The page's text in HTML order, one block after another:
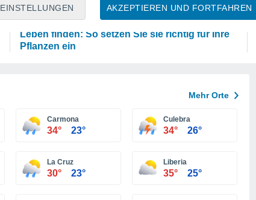
AKZEPTIEREN UND FORTFAHREN
EINSTELLUNGEN
PFLANZEN
Eierschalen können in Ihrem Garten ein zweites
Leben finden: So setzen Sie sie richtig für Ihre
Pflanzen ein
Mehr Orte
Carmona
34° 23°
Culebra
34° 26°
La Cruz
30° 23°
Liberia
35° 25°